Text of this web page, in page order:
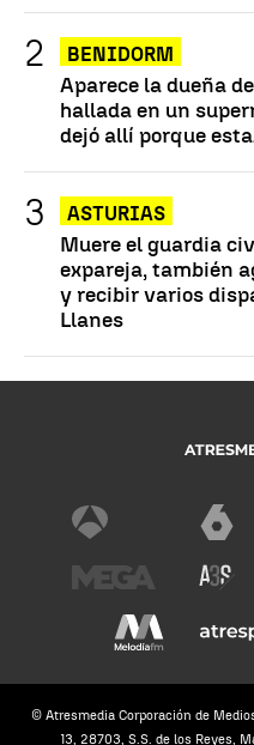
BENIDORM
Aparece la dueña
hallada en un
dejó allí porque
ASTURIAS
Muere el guardia
expareja, también
y recibir varios
Llanes
© Atresmedia Corporación de
13, 28703, S.S. de los Reyes,